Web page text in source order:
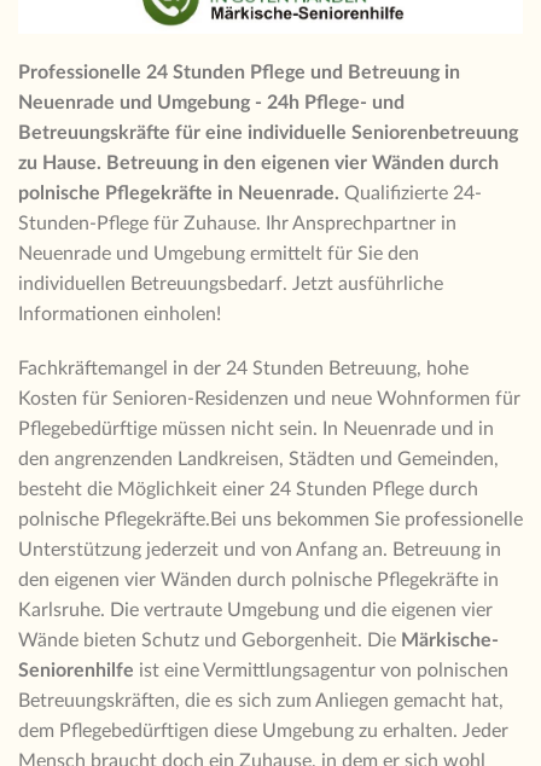
Professionelle 24 Stunden Pflege und Betreuung in
Neuenrade und Umgebung - 24h Pflege- und
Betreuungskräfte für eine individuelle Seniorenbetreuung
zu Hause. Betreuung in den eigenen vier Wänden durch
polnische Pflegekräfte in Neuenrade. Qualifizierte 24-
Stunden-Pflege für Zuhause. Ihr Ansprechpartner in
Neuenrade und Umgebung ermittelt für Sie den
individuellen Betreuungsbedarf. Jetzt ausführliche
Informationen einholen!
Fachkräftemangel in der 24 Stunden Betreuung, hohe
Kosten für Senioren-Residenzen und neue Wohnformen für
Pflegebedürftige müssen nicht sein. In Neuenrade und in
den angrenzenden Landkreisen, Städten und Gemeinden,
besteht die Möglichkeit einer 24 Stunden Pflege durch
polnische Pflegekräfte.Bei uns bekommen Sie professionelle
Unterstützung jederzeit und von Anfang an. Betreuung in
den eigenen vier Wänden durch polnische Pflegekräfte in
Karlsruhe. Die vertraute Umgebung und die eigenen vier
Wände bieten Schutz und Geborgenheit. Die Märkische-
Seniorenhilfe ist eine Vermittlungsagentur von polnischen
Betreuungskräften, die es sich zum Anliegen gemacht hat,
dem Pflegebedürftigen diese Umgebung zu erhalten. Jeder
Mensch braucht doch ein Zuhause, in dem er sich wohl